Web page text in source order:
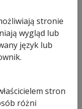
HT
III Bi
stronie
wygląd lub
język lub
stron
różni